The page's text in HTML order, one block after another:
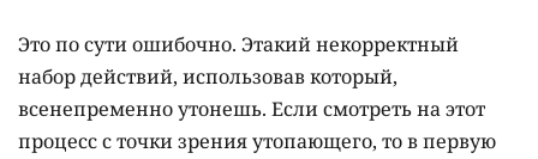
Это по сути ошибочно. Этакий некорректный
набор действий, использовав который,
всенепременно утонешь. Если смотреть на этот
процесс с точки зрения утопающего, то в первую